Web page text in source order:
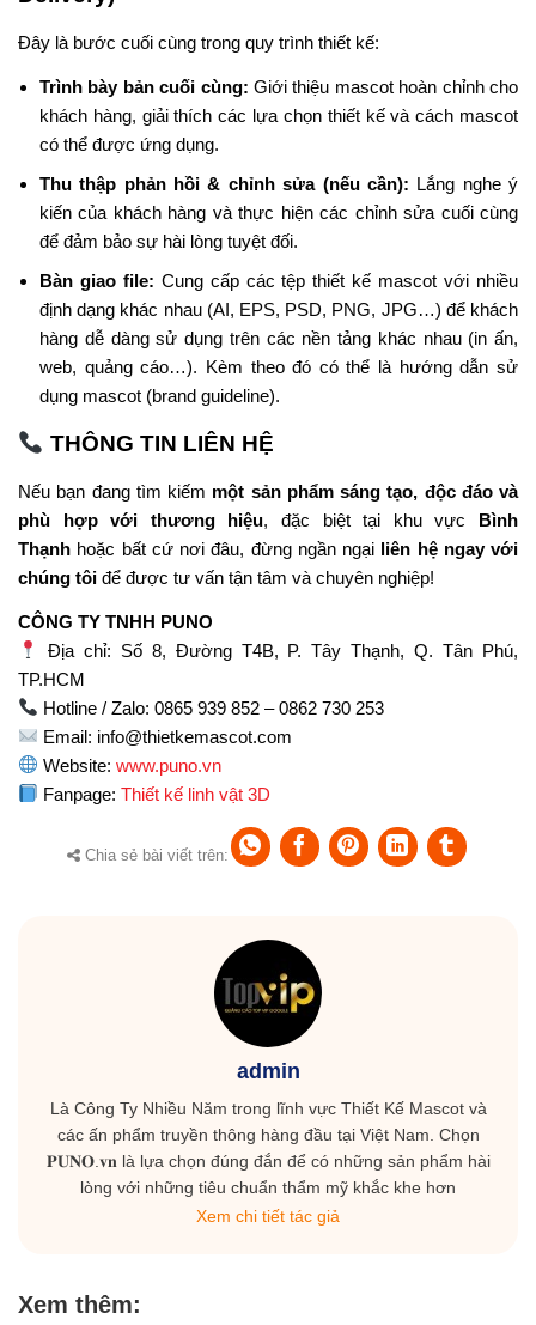
Đây là bước cuối cùng trong quy trình thiết kế:
Trình bày bản cuối cùng: Giới thiệu mascot hoàn chỉnh cho
khách hàng, giải thích các lựa chọn thiết kế và cách mascot
có thể được ứng dụng.
Thu thập phản hồi & chỉnh sửa (nếu cần): Lắng nghe ý
kiến của khách hàng và thực hiện các chỉnh sửa cuối cùng
để đảm bảo sự hài lòng tuyệt đối.
Bàn giao file: Cung cấp các tệp thiết kế mascot với nhiều
định dạng khác nhau (AI, EPS, PSD, PNG, JPG…) để khách
hàng dễ dàng sử dụng trên các nền tảng khác nhau (in ấn,
web, quảng cáo…). Kèm theo đó có thể là hướng dẫn sử
dụng mascot (brand guideline).
THÔNG TIN LIÊN HỆ
Nếu bạn đang tìm kiếm một sản phẩm sáng tạo, độc đáo và
phù hợp với thương hiệu, đặc biệt tại khu vực Bình
Thạnh hoặc bất cứ nơi đâu, đừng ngần ngại liên hệ ngay với
chúng tôi để được tư vấn tận tâm và chuyên nghiệp!
CÔNG TY TNHH PUNO
Địa chỉ: Số 8, Đường T4B, P. Tây Thạnh, Q. Tân Phú,
TP.HCM
Hotline / Zalo: 0865 939 852 – 0862 730 253
Email: info@thietkemascot.com
Website:www.puno.vn
Fanpage:Thiết kế linh vật 3D
Chia sẻ bài viết trên:
admin
Là Công Ty Nhiều Năm trong lĩnh vực Thiết Kế Mascot và
các ấn phẩm truyền thông hàng đầu tại Việt Nam. Chọn
𝐏𝐔𝐍𝐎.𝐯𝐧 là lựa chọn đúng đắn để có những sản phẩm hài
lòng với những tiêu chuẩn thẩm mỹ khắc khe hơn
Xem chi tiết tác giả
Xem thêm: